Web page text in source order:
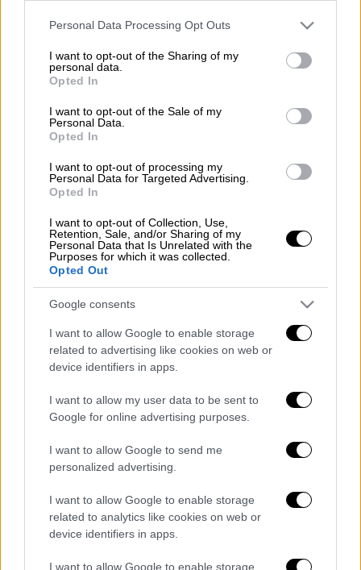
Please note that this website/app uses one or more Google
not limited to your visit or usage behaviour. You may click to
grant or deny consent to Google and its third-party tags to
use your data for below specified purposes in below Google
consent section.
Personal Data Processing Opt Outs
I want to opt-out of the Sharing of my
personal data.
Opted In
I want to opt-out of the Sale of my
Personal Data.
Opted In
I want to opt-out of processing my
Personal Data for Targeted Advertising.
Opted In
I want to opt-out of Collection, Use,
Retention, Sale, and/or Sharing of my
Personal Data that Is Unrelated with the
Purposes for which it was collected.
Opted Out
Google consents
I want to allow Google to enable storage
related to advertising like cookies on web or
device identifiers in apps.
I want to allow my user data to be sent to
Google for online advertising purposes.
I want to allow Google to send me
personalized advertising.
I want to allow Google to enable storage
related to analytics like cookies on web or
device identifiers in apps.
I want to allow Google to enable storage
Corp και της News Corp,γνωστοποιώντας
την παραίτησή του, ο ίδιος τόνισε πως οι
εταιρείες έχουν «ακμαία υγεία, όπως και
εγώ».
«Οι ευκαιρίες μας υπερβαίνουν κατά πολύ
τις εμπορικές μας προκλήσεις», δήλωσε ο
Ρούπερτ Μέρντοχ στην
περιήλθε σε γνώση του Reuters.
«Έχουμε κάθε λόγο να είμαστε αισιόδοξοι
για τα επόμενα χρόνια - εγώ σίγουρα είμαι,
και σκοπεύω να είμαι εδώ για να συμμετέχω
ελευθερία του λόγουκαι, εν τέλει, την
ελευθερία της σκέψης, δεν ήταν ποτέ πιο
Η αποχώρηση του Ρούπερτ Μέρντοχ θα
συνέλευση των μετόχων των δύο εταιρειών
ανακοίνωση των Fox News και News Corp.
Ρούπερτ Μέρντοχ θα γίνει τότε επίτιμος
πρόεδρος των δύο ομίλων.